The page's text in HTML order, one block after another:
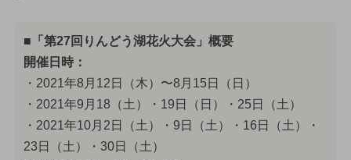
■「第27回りんどう湖花火大会」概要
開催日時：
・2021年8月12日（木）〜8月15日（日）
・2021年9月18（土）・19日（日）・25日（土）
・2021年10月2日（土）・9日（土）・16日（土）・
23日（土）・30日（土）